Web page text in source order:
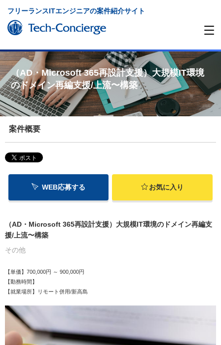
フリーランスITエンジニアの案件紹介サイト
（AD・Microsoft 365再設計支援）大規模IT環境
のドメイン再編支援/上流〜構築
案件概要
WEB応募する お気に入り
（AD・Microsoft 365再設計支援）大規模IT環境のドメイン再編支
援/上流〜構築
その他
【単価】700,000円 ～ 900,000円
【勤務時間】
【就業場所】リモート併用/新高島